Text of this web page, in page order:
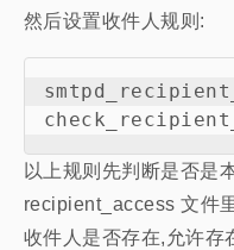
然后设置收件人规则:
以上规则先判断是否是
recipient_access 文件
收件人是否存在,允许存